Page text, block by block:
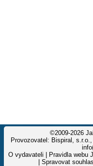
©2009-2026
Provozovatel: Bispiral,
O vydavateli
Pravidla webu
Spravovat